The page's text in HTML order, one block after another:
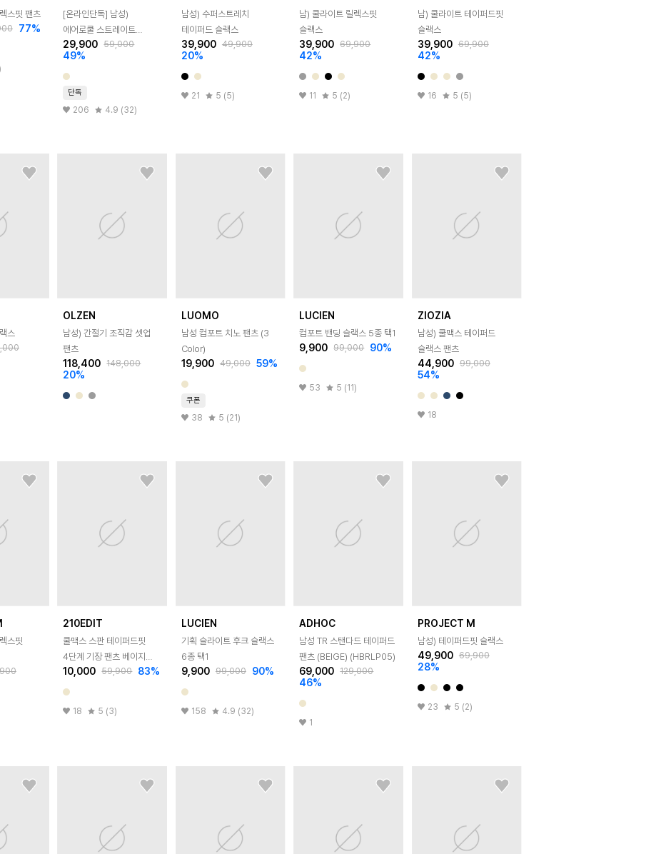
스핏 팬츠
77%
[온라인단독] 남성)
에어로쿨 스트레이트
슬랙스
29,900 59,000
49%
단독
206 4.9 (32)
남성) 수퍼스트레치
테이퍼드 슬랙스
39,900 49,900
20%
21 5 (5)
남) 쿨라이트 릴렉스핏
슬랙스
39,900 69,900
42%
11 5 (2)
남) 쿨라이트 테이퍼드핏
슬랙스
39,900 69,900
42%
16 5 (5)
스
OLZEN
남성) 간절기 조직감 셋업
팬츠
118,400 148,000
20%
LUOMO
남성 컴포트 치노 팬츠 (3
Color)
19,900 49,000 59%
쿠폰
38 5 (21)
LUCIEN
컴포트 밴딩 슬랙스 5종 택1
9,900 99,000 90%
53 5 (11)
ZIOZIA
남성) 쿨맥스 테이퍼드
슬랙스 팬츠
44,900 99,000
54%
18
스핏
210EDIT
쿨맥스 스판 테이퍼드핏
4단계 기장 팬츠 베이지
ZA2PT032_BE
10,000 59,900 83%
18 5 (3)
LUCIEN
기획 슬라이트 후크 슬랙스
6종 택1
9,900 99,000 90%
158 4.9 (32)
ADHOC
남성 TR 스탠다드 테이퍼드
팬츠 (BEIGE) (HBRLP05)
69,000 129,000
46%
1
PROJECT M
남성) 테이퍼드핏 슬랙스
49,900 69,900
28%
23 5 (2)